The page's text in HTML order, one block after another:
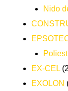
Nido
EX-CEL
EXOLON